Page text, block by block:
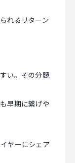
れるリターン
い。その分競
早期に繋げや
ヤーにシェア